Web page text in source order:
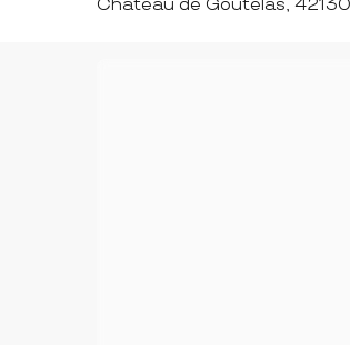
Château de Goutelas,